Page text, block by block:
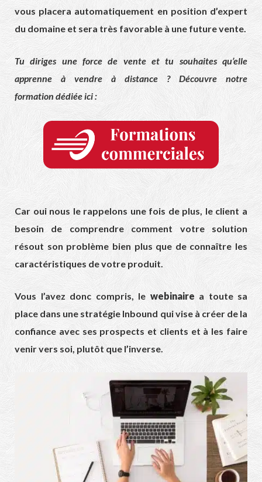
vous placera automatiquement en position d’expert
du domaine et sera très favorable à une future vente.
Tu diriges une force de vente et tu souhaites qu’elle
apprenne à vendre à distance ? Découvre notre
formation dédiée ici :
Car oui nous le rappelons une fois de plus, le client a
besoin de comprendre comment votre solution
résout son problème bien plus que de connaître les
caractéristiques de votre produit.
Vous l’avez donc compris, le webinaire a toute sa
place dans une stratégie Inbound qui vise à créer de la
confiance avec ses prospects et clients et à les faire
venir vers soi, plutôt que l’inverse.